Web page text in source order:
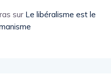
sur Le libéralisme est le